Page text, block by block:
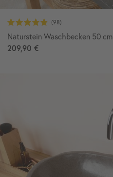
Naturstein Waschbecken 50 cm
209,90 €